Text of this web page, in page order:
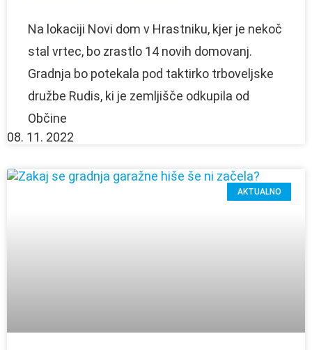
Na lokaciji Novi dom v Hrastniku, kjer je nekoč
stal vrtec, bo zrastlo 14 novih domovanj.
Gradnja bo potekala pod taktirko trboveljske
družbe Rudis, ki je zemljišče odkupila od
Občine
08. 11. 2022
AKTUALNO